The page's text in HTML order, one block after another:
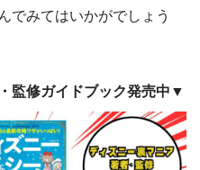
でみてはいかがでしょう
監修ガイドブック発売中▼